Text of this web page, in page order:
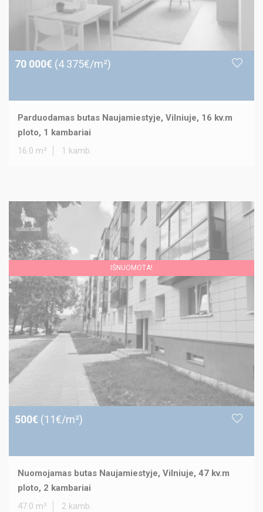
70 000€ (4 375€/m²)
Parduodamas butas Naujamiestyje, Vilniuje, 16 kv.m
ploto, 1 kambariai
16.0 m²
1 kamb.
IŠNUOMOTA!
500€ (11€/m²)
Nuomojamas butas Naujamiestyje, Vilniuje, 47 kv.m
ploto, 2 kambariai
47.0 m²
2 kamb.